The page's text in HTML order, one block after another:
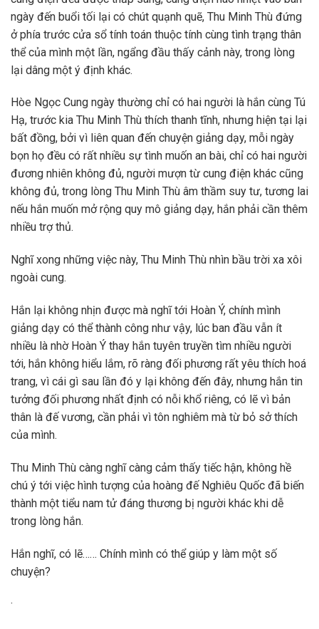
ngày đến buổi tối lại có chút quạnh quẽ, Thu Minh Thù đứng
ở phía trước cửa sổ tính toán thuộc tính cùng tình trạng thân
thể của mình một lần, ngẩng đầu thấy cảnh này, trong lòng
lại dâng một ý định khác.
Hòe Ngọc Cung ngày thường chỉ có hai người là hắn cùng Tú
Hạ, trước kia Thu Minh Thù thích thanh tĩnh, nhưng hiện tại lại
bất đồng, bởi vì liên quan đến chuyện giảng dạy, mỗi ngày
bọn họ đều có rất nhiều sự tình muốn an bài, chỉ có hai người
đương nhiên không đủ, người mượn từ cung điện khác cũng
không đủ, trong lòng Thu Minh Thù âm thầm suy tư, tương lai
nếu hắn muốn mở rộng quy mô giảng dạy, hắn phải cần thêm
nhiều trợ thủ.
Nghĩ xong những việc này, Thu Minh Thù nhìn bầu trời xa xôi
ngoài cung.
Hắn lại không nhịn được mà nghĩ tới Hoàn Ý, chính mình
giảng dạy có thể thành công như vậy, lúc ban đầu vẫn ít
nhiều là nhờ Hoàn Ý thay hắn tuyên truyền tìm nhiều người
tới, hắn không hiểu lắm, rõ ràng đối phương rất yêu thích hoá
trang, vì cái gì sau lần đó y lại không đến đây, nhưng hắn tin
tưởng đối phương nhất định có nỗi khổ riêng, có lẽ vì bản
thân là đế vương, cần phải vì tôn nghiêm mà từ bỏ sở thích
của mình.
Thu Minh Thù càng nghĩ càng cảm thấy tiếc hận, không hề
chú ý tới việc hình tượng của hoàng đế Nghiêu Quốc đã biến
thành một tiểu nam tử đáng thương bị người khác khi dễ
trong lòng hắn.
Hắn nghĩ, có lẽ…… Chính mình có thể giúp y làm một số
chuyện?
·